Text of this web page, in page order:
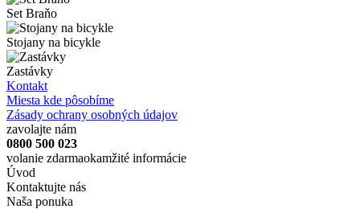
Set Braňo
Stojany na bicykle
Zastávky
Kontakt
Miesta kde pôsobíme
Zásady ochrany osobných údajov
zavolajte nám
0800 500 023
volanie zdarmaokamžité informácie
Úvod
Kontaktujte nás
Naša ponuka